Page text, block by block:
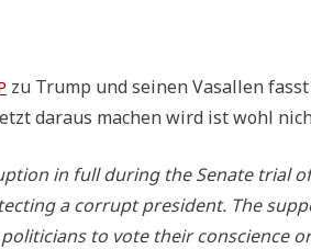
zu Trump und sei­nen Vasal­len
dar­aus machen wird ist wohl
in full during the Sena­te tri­al
a cor­rupt pre­si­dent. The
to vote their con­sci­ence